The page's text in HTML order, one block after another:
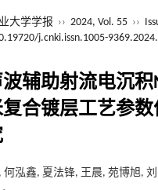
大学学报 ›› 2024, Vol. 55 ››
j.cnki.issn.1005-
辅助射流电沉积
合镀层工艺参
何泓鑫, 夏法锋, 王晨, 苑博旭,